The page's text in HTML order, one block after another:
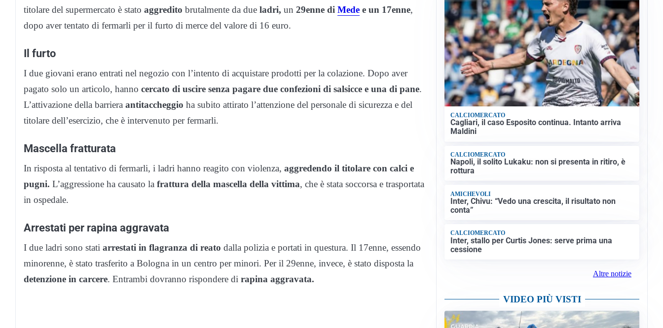
titolare del supermercato è stato aggredito brutalmente da due ladri, un 29enne di Mede e un 17enne,
dopo aver tentato di fermarli per il furto di merce del valore di 16 euro.
Il furto
I due giovani erano entrati nel negozio con l’intento di acquistare prodotti per la colazione. Dopo aver
pagato solo un articolo, hanno cercato di uscire senza pagare due confezioni di salsicce e una di pane.
L’attivazione della barriera antitaccheggio ha subito attirato l’attenzione del personale di sicurezza e del
titolare dell’esercizio, che è intervenuto per fermarli.
Mascella fratturata
In risposta al tentativo di fermarli, i ladri hanno reagito con violenza, aggredendo il titolare con calci e
pugni. L’aggressione ha causato la frattura della mascella della vittima, che è stata soccorsa e trasportata
in ospedale.
Arrestati per rapina aggravata
I due ladri sono stati arrestati in flagranza di reato dalla polizia e portati in questura. Il 17enne, essendo
minorenne, è stato trasferito a Bologna in un centro per minori. Per il 29enne, invece, è stato disposta la
detenzione in carcere. Entrambi dovranno rispondere di rapina aggravata.
CALCIOMERCATO
Cagliari, il caso Esposito continua. Intanto arriva
Maldini
CALCIOMERCATO
Napoli, il solito Lukaku: non si presenta in ritiro, è
rottura
AMICHEVOLI
Inter, Chivu: “Vedo una crescita, il risultato non
conta”
CALCIOMERCATO
Inter, stallo per Curtis Jones: serve prima una
cessione
Altre notizie
VIDEO PIÙ VISTI